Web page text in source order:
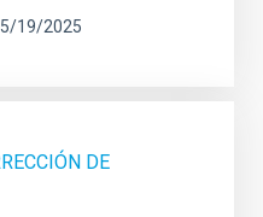
19/2025
DE